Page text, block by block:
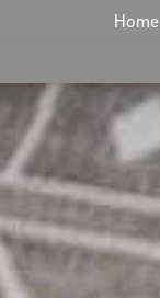
Home